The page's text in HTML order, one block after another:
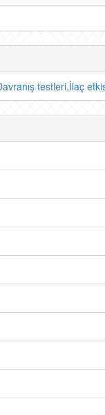
testleri,İlaç